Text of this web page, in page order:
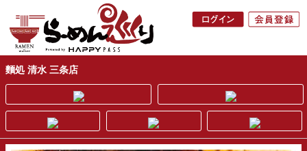
麵処 清水 三条店